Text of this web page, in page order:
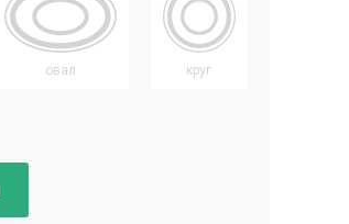
овал круг